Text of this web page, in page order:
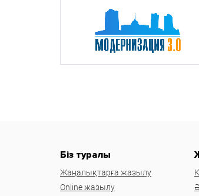
Біз туралы
Жаңалықтарға жазылу
Online жазылу